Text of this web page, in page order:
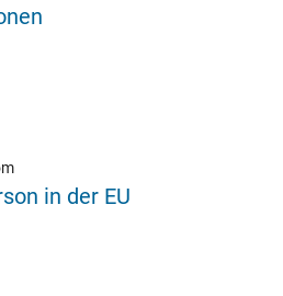
in der EU